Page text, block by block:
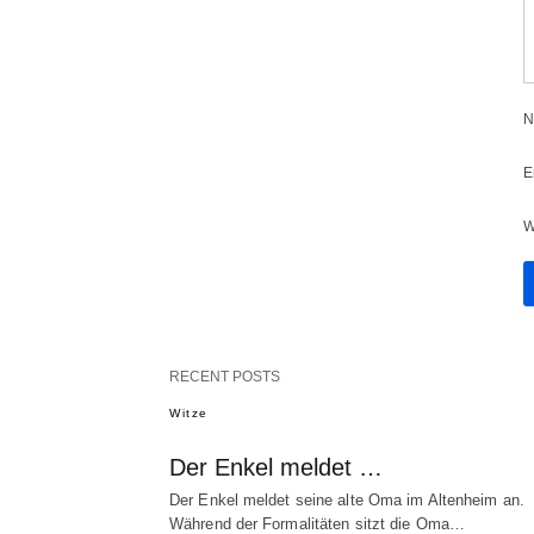
RECENT POSTS
Witze
Der Enkel meldet …
Der Enkel meldet seine alte Oma im Altenheim an.
Während der Formalitäten sitzt die Oma…